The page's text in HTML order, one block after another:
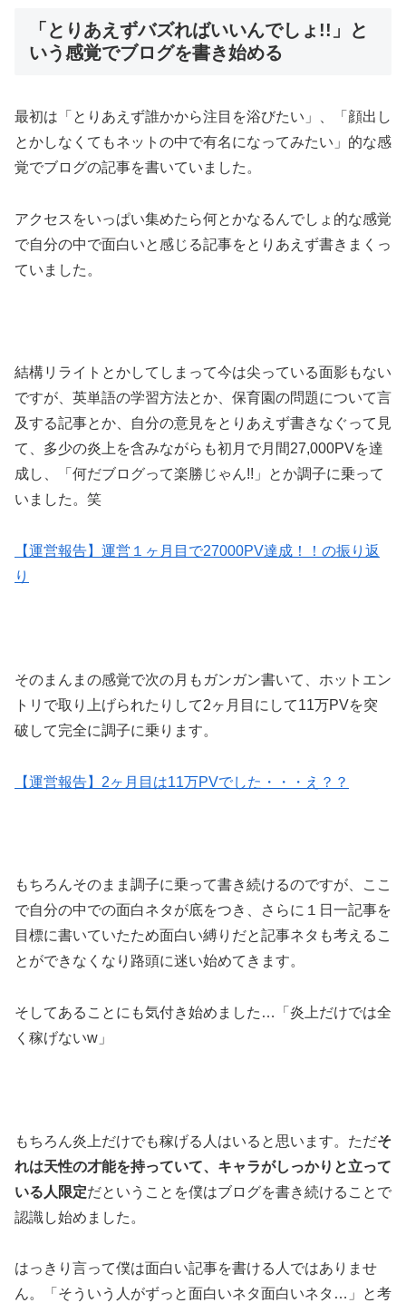
「とりあえずバズればいいんでしょ!!」と
いう感覚でブログを書き始める
最初は「とりあえず誰かから注目を浴びたい」、「顔出し
とかしなくてもネットの中で有名になってみたい」的な感
覚でブログの記事を書いていました。
アクセスをいっぱい集めたら何とかなるんでしょ的な感覚
で自分の中で面白いと感じる記事をとりあえず書きまくっ
ていました。
結構リライトとかしてしまって今は尖っている面影もない
ですが、英単語の学習方法とか、保育園の問題について言
及する記事とか、自分の意見をとりあえず書きなぐって見
て、多少の炎上を含みながらも初月で月間27,000PVを達
成し、「何だブログって楽勝じゃん!!」とか調子に乗って
いました。笑
【運営報告】運営１ヶ月目で27000PV達成！！の振り返
り
そのまんまの感覚で次の月もガンガン書いて、ホットエン
トリで取り上げられたりして2ヶ月目にして11万PVを突
破して完全に調子に乗ります。
【運営報告】2ヶ月目は11万PVでした・・・え？？
もちろんそのまま調子に乗って書き続けるのですが、ここ
で自分の中での面白ネタが底をつき、さらに１日一記事を
目標に書いていたため面白い縛りだと記事ネタも考えるこ
とができなくなり路頭に迷い始めてきます。
そしてあることにも気付き始めました…「炎上だけでは全
く稼げないw」
もちろん炎上だけでも稼げる人はいると思います。ただそ
れは天性の才能を持っていて、キャラがしっかりと立って
いる人限定だということを僕はブログを書き続けることで
認識し始めました。
はっきり言って僕は面白い記事を書ける人ではありませ
ん。「そういう人がずっと面白いネタ面白いネタ…」と考